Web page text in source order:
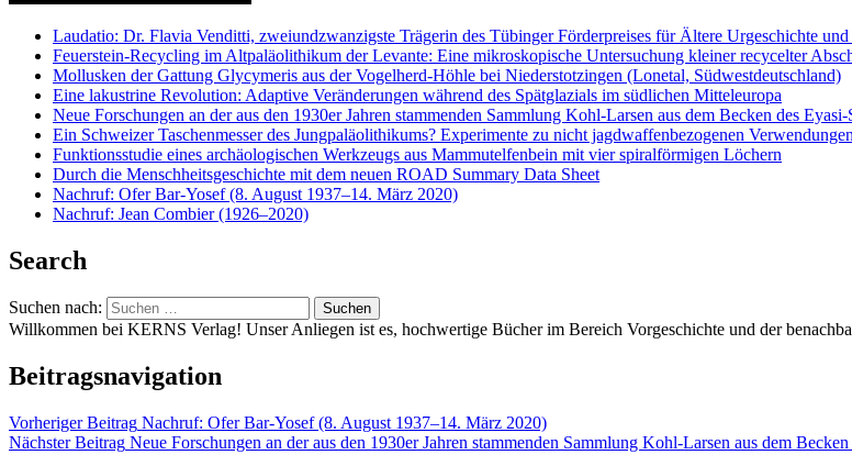
Laudatio: Dr. Flavia Venditti, zweiundzwanzigste Trägerin des Tübinger Förderpreises für Ältere Urgeschichte
Feuerstein-Recycling im Altpaläolithikum der Levante: Eine mikroskopische Untersuchung kleiner recycelter
Mollusken der Gattung Glycymeris aus der Vogelherd-Höhle bei Niederstotzingen (Lonetal, Südwestdeutschland)
Eine lakustrine Revolution: Adaptive Veränderungen während des Spätglazials im südlichen Mitteleuropa
Neue Forschungen an der aus den 1930er Jahren stammenden Sammlung Kohl-Larsen aus dem Becken des Eyasi-
Ein Schweizer Taschenmesser des Jungpaläolithikums? Experimente zu nicht jagdwaffenbezogenen
Funktionsstudie eines archäologischen Werkzeugs aus Mammutelfenbein mit vier spiralförmigen Löchern
Durch die Menschheitsgeschichte mit dem neuen ROAD Summary Data Sheet
Nachruf: Ofer Bar-Yosef (8. August 1937–14. März 2020)
Nachruf: Jean Combier (1926–2020)
Search
Suchen nach:
Willkommen bei KERNS Verlag! Unser Anliegen ist es, hochwertige Bücher im Bereich Vorgeschichte und der
Beitragsnavigation
Vorheriger Beitrag Nachruf: Ofer Bar-Yosef (8. August 1937–14. März 2020)
Nächster Beitrag Neue Forschungen an der aus den 1930er Jahren stammenden Sammlung Kohl-Larsen aus dem Becken